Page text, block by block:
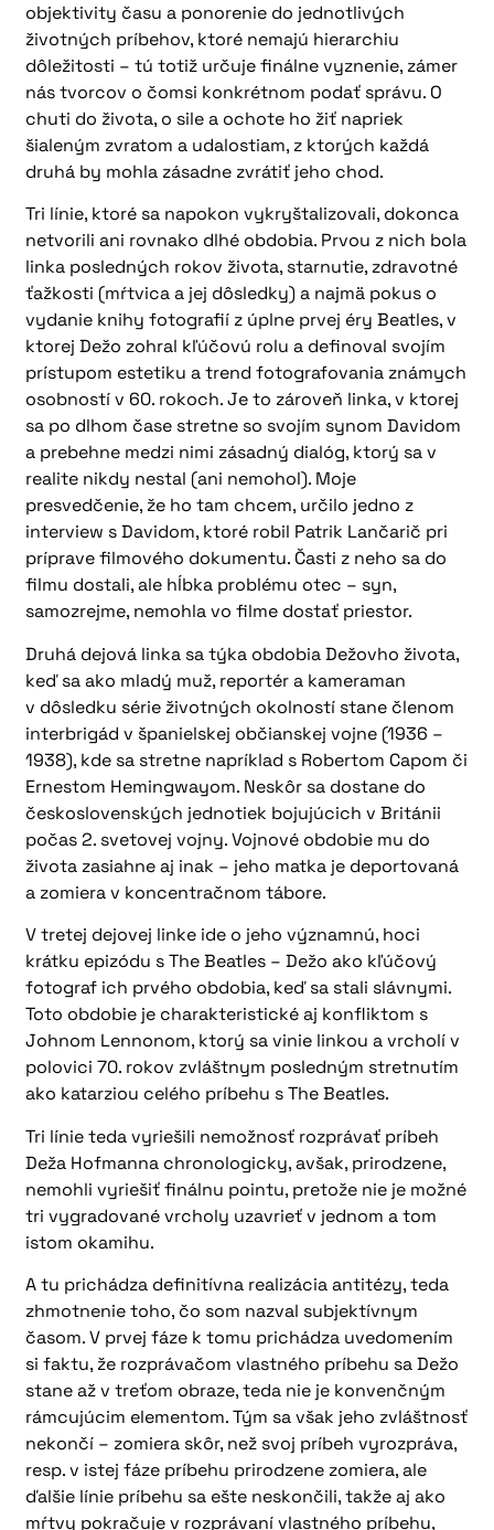
objektivity času a ponorenie do jednotlivých
životných príbehov, ktoré nemajú hierarchiu
dôležitosti – tú totiž určuje finálne vyznenie, zámer
nás tvorcov o čomsi konkrétnom podať správu. O
chuti do života, o sile a ochote ho žiť napriek
šialeným zvratom a udalostiam, z ktorých každá
druhá by mohla zásadne zvrátiť jeho chod.
Tri línie, ktoré sa napokon vykryštalizovali, dokonca
netvorili ani rovnako dlhé obdobia. Prvou z nich bola
linka posledných rokov života, starnutie, zdravotné
ťažkosti (mŕtvica a jej dôsledky) a najmä pokus o
vydanie knihy fotografií z úplne prvej éry Beatles, v
ktorej Dežo zohral kľúčovú rolu a definoval svojím
prístupom estetiku a trend fotografovania známych
osobností v 60. rokoch. Je to zároveň linka, v ktorej
sa po dlhom čase stretne so svojím synom Davidom
a prebehne medzi nimi zásadný dialóg, ktorý sa v
realite nikdy nestal (ani nemohol). Moje
presvedčenie, že ho tam chcem, určilo jedno z
interview s Davidom, ktoré robil Patrik Lančarič pri
príprave filmového dokumentu. Časti z neho sa do
filmu dostali, ale hĺbka problému otec – syn,
samozrejme, nemohla vo filme dostať priestor.
Druhá dejová linka sa týka obdobia Dežovho života,
keď sa ako mladý muž, reportér a kameraman
v dôsledku série životných okolností stane členom
interbrigád v španielskej občianskej vojne (1936 –
1938), kde sa stretne napríklad s Robertom Capom či
Ernestom Hemingwayom. Neskôr sa dostane do
československých jednotiek bojujúcich v Británii
počas 2. svetovej vojny. Vojnové obdobie mu do
života zasiahne aj inak – jeho matka je deportovaná
a zomiera v koncentračnom tábore.
V tretej dejovej linke ide o jeho významnú, hoci
krátku epizódu s The Beatles – Dežo ako kľúčový
fotograf ich prvého obdobia, keď sa stali slávnymi.
Toto obdobie je charakteristické aj konfliktom s
Johnom Lennonom, ktorý sa vinie linkou a vrcholí v
polovici 70. rokov zvláštnym posledným stretnutím
ako katarziou celého príbehu s The Beatles.
Tri línie teda vyriešili nemožnosť rozprávať príbeh
Deža Hofmanna chronologicky, avšak, prirodzene,
nemohli vyriešiť finálnu pointu, pretože nie je možné
tri vygradované vrcholy uzavrieť v jednom a tom
istom okamihu.
A tu prichádza definitívna realizácia antitézy, teda
zhmotnenie toho, čo som nazval subjektívnym
časom. V prvej fáze k tomu prichádza uvedomením
si faktu, že rozprávačom vlastného príbehu sa Dežo
stane až v treťom obraze, teda nie je konvenčným
rámcujúcim elementom. Tým sa však jeho zvláštnosť
nekončí – zomiera skôr, než svoj príbeh vyrozpráva,
resp. v istej fáze príbehu prirodzene zomiera, ale
ďalšie línie príbehu sa ešte neskončili, takže aj ako
mŕtvy pokračuje v rozprávaní vlastného príbehu,